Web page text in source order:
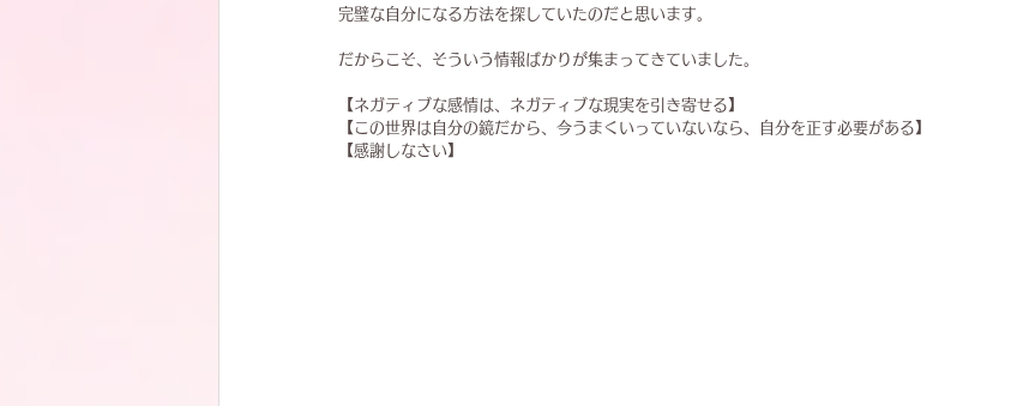
完璧な自分になる方法を探していたのだと思います。
だからこそ、そういう情報ばかりが集まってきていました。
【ネガティブな感情は、ネガティブな現実を引き寄せる】
【この世界は自分の鏡だから、今うまくいっていないなら、自分を正す必要がある】
【感謝しなさい】